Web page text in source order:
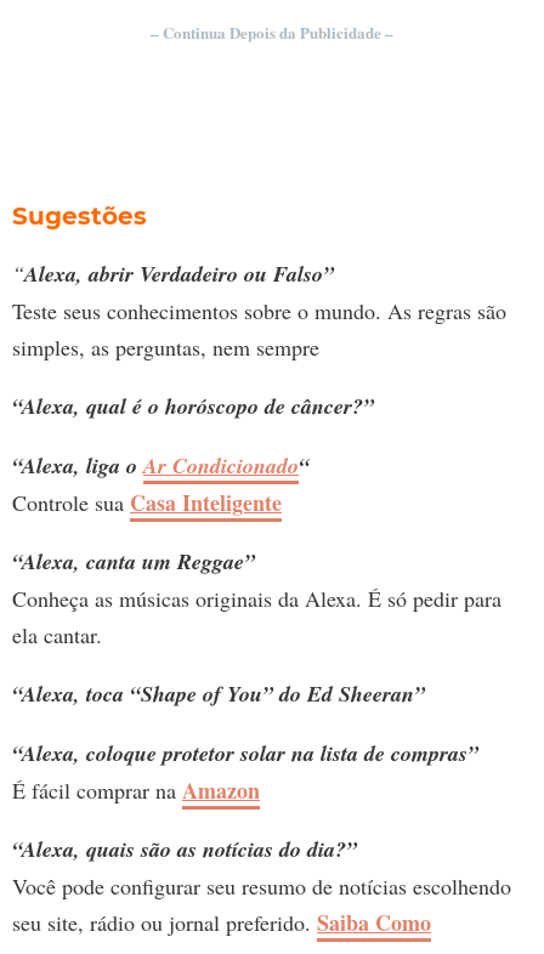
– Continua Depois da Publicidade –
Sugestões
“Alexa, abrir Verdadeiro ou Falso”
Teste seus conhecimentos sobre o mundo. As regras são
simples, as perguntas, nem sempre
“Alexa, qual é o horóscopo de câncer?”
“Alexa, liga oAr Condicionado“
Controle sua Casa Inteligente
“Alexa, canta um Reggae”
Conheça as músicas originais da Alexa. É só pedir para
ela cantar.
“Alexa, toca “Shape of You” do Ed Sheeran”
“Alexa, coloque protetor solar na lista de compras”
É fácil comprar na Amazon
“Alexa, quais são as notícias do dia?”
Você pode configurar seu resumo de notícias escolhendo
seu site, rádio ou jornal preferido. Saiba Como